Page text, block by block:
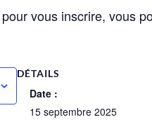
vous inscrire, vous
DÉTAILS
Date :
15 septembre 2025